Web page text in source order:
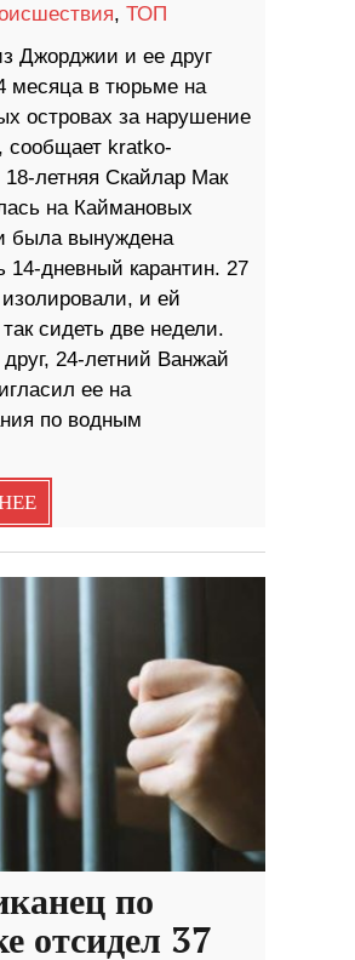
, ТОП
Джорджии и ее друг
месяца в тюрьме на
островах за нарушение
сообщает kratko-
18-летняя Скайлар Мак
на Каймановых
была вынуждена
14-дневный карантин. 27
и ей
сидеть две недели.
24-летний Ванжай
ее на
по водным
по
отсидел 37